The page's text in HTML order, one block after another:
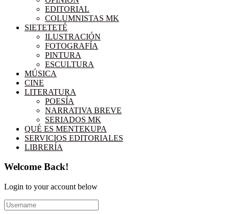
EDITORIAL
COLUMNISTAS MK
SIETETETÉ
ILUSTRACIÓN
FOTOGRAFÍA
PINTURA
ESCULTURA
MÚSICA
CINE
LITERATURA
POESÍA
NARRATIVA BREVE
SERIADOS MK
QUÉ ES MENTEKUPA
SERVICIOS EDITORIALES
LIBRERÍA
Welcome Back!
Login to your account below